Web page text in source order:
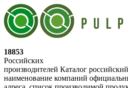
18853
Российских
производителей Каталог
наименование компаний